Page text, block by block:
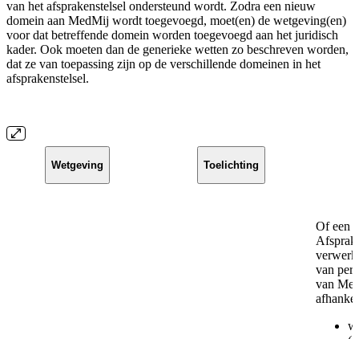
van het afsprakenstelsel ondersteund wordt. Zodra een nieuw
domein aan MedMij wordt toegevoegd, moet(en) de wetgeving(en)
voor dat betreffende domein worden toegevoegd aan het juridisch
kader. Ook moeten dan de generieke wetten zo beschreven worden,
dat ze van toepassing zijn op de verschillende domeinen in het
afsprakenstelsel.
Wetgeving Toelichting
Of een
van
van